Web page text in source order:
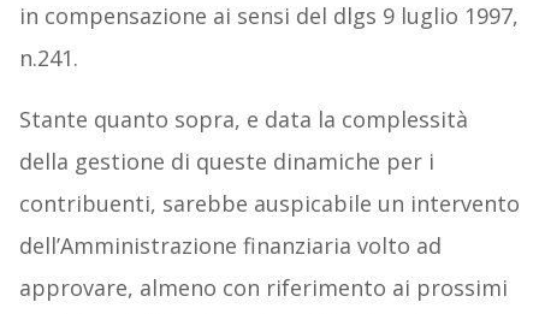
in compensazione ai sensi del dlgs 9 luglio 1997,
n.241.
Stante quanto sopra, e data la complessità
della gestione di queste dinamiche per i
contribuenti, sarebbe auspicabile un intervento
dell’Amministrazione finanziaria volto ad
approvare, almeno con riferimento ai prossimi